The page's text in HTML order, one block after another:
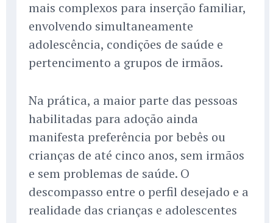
mais complexos para inserção familiar,
envolvendo simultaneamente
adolescência, condições de saúde e
pertencimento a grupos de irmãos.
Na prática, a maior parte das pessoas
habilitadas para adoção ainda
manifesta preferência por bebês ou
crianças de até cinco anos, sem irmãos
e sem problemas de saúde. O
descompasso entre o perfil desejado e a
realidade das crianças e adolescentes